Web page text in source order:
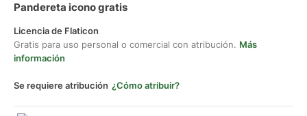
Pandereta icono gratis
Licencia de Flaticon
Gratis para uso personal o comercial con atribución. Más
información
Se requiere atribución ¿Cómo atribuir?